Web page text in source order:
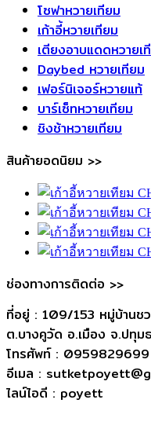
โซฟาหวายเทียม
เก้าอี้หวายเทียม
เตียงอาบแดดหวายเ
Daybed หวายเทียม
เฟอร์นิเจอร์หวายแท้
บาร์เซ็ทหวายเทียม
ชิงช้าหวายเทียม
สินค้ายอดนิยม >>
ช่องทางการติดต่อ >>
ที่อยู่ : 109/153 หมู่บ้านช
ต.บางคูวัด อ.เมือง จ.ปทุ
โทรศัพท์ : 0959829699
อีเมล :
ไลน์ไอดี : poyett